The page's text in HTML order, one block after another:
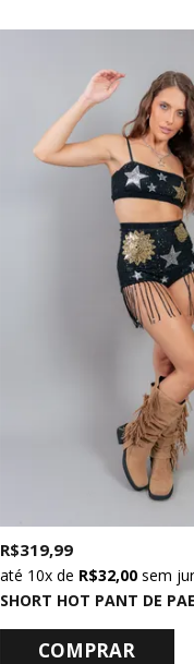
R$ 319,99
10xde R$ 32,00 sem
COMPRAR